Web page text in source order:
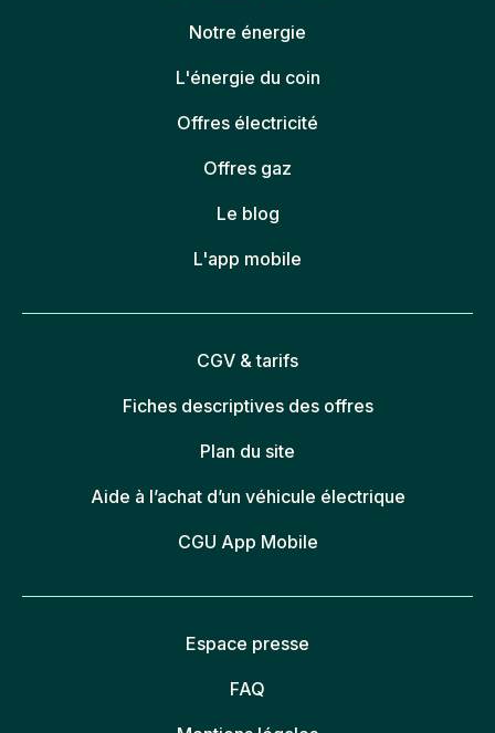
Notre énergie
L'énergie du coin
Offres électricité
Offres gaz
Le blog
L'app mobile
CGV & tarifs
Fiches descriptives des offres
Plan du site
Aide à l’achat d’un véhicule électrique
CGU App Mobile
Espace presse
FAQ